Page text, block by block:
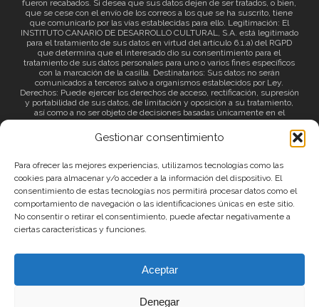
Gestionar consentimiento
Para ofrecer las mejores experiencias, utilizamos tecnologías como las
cookies para almacenar y/o acceder a la información del dispositivo. El
consentimiento de estas tecnologías nos permitirá procesar datos como el
comportamiento de navegación o las identificaciones únicas en este sitio.
No consentir o retirar el consentimiento, puede afectar negativamente a
ciertas características y funciones.
Aceptar
Denegar
fueron recabados. Si desea que sus datos dejen de ser tratados, o bien,
que se cese con el envío de los correos a los que se ha suscrito, tiene
que comunicarlo por las vías establecidas para ello. Legitimación: El
INSTITUTO CANARIO DE DESARROLLO CULTURAL, S.A. está legitimado
para el tratamiento de sus datos en virtud del artículo 6.1.a) del RGPD
que determina que el interesado dio su consentimiento para el
tratamiento de sus datos personales para uno o varios fines específicos
con la marcación de la casilla. Destinatarios: Sus datos no serán
comunicados a terceros salvo a organismos establecidos por Ley.
Derechos: Puede ejercer los derechos de acceso, rectificación, supresión
y portabilidad de sus datos, de limitación y oposición a su tratamiento,
así como a no ser objeto de decisiones basadas únicamente en el
tratamiento automatizado de sus datos y revocar el consentimiento
prestado. Información adicional: Puede consultar la información adicional
a través del siguienteenlace.
© 2026 Canary Islands Film.
Protección de datos